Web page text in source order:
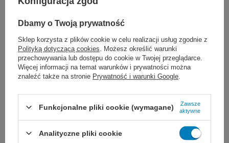
skórek.
Tabela kodów [ REF
] i rozmiarów nożyczek
Cuticle:
proste
zagięte
9 cm
69-100
69-110
11 cm
69-104 69-114
aby przejść do wybranego rozmiaru
Dbamy o Twoją prywatność
Sklep korzysta z plików cookie w celu realizacji usług zgodnie z
Polityką dotyczącą cookies . Możesz określić warunki
przechowywania lub dostępu do cookie w Twojej przeglądarce.
Więcej informacji na temat warunków i prywatności można
znaleźć także na stronie Prywatność i warunki Google
Funkcjonalne pliki cookie (wymagane)
Zawsze
aktywne
Analityczne pliki cookie